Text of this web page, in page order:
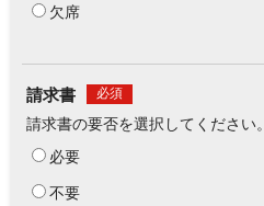
欠席
請求書 必須
請求書の要否を選択してください。
必要
不要